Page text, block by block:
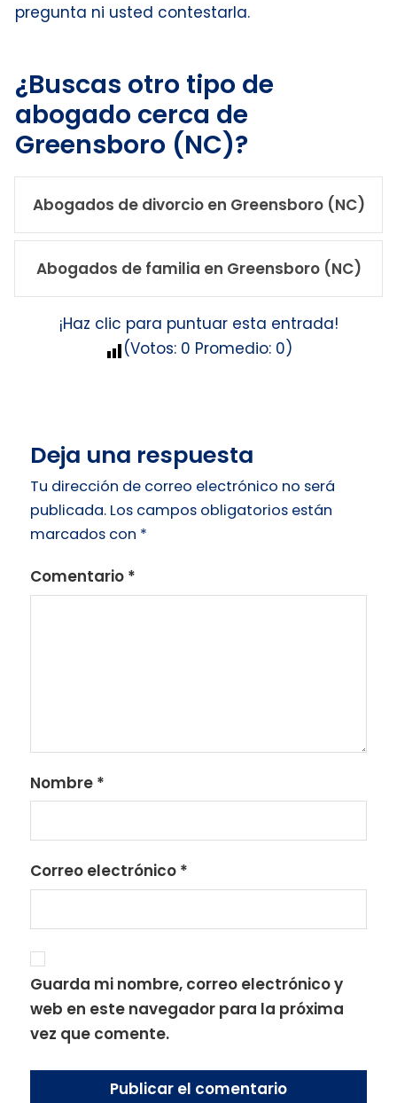
pregunta ni usted contestarla.
¿Buscas otro tipo de
abogado cerca de
Greensboro (NC)?
Abogados de divorcio en Greensboro (NC)
Abogados de familia en Greensboro (NC)
¡Haz clic para puntuar esta entrada!
(Votos: 0 Promedio: 0)
Deja una respuesta
Tu dirección de correo electrónico no será
publicada. Los campos obligatorios están
marcados con *
Comentario *
Nombre *
Correo electrónico *
Guarda mi nombre, correo electrónico y
web en este navegador para la próxima
vez que comente.